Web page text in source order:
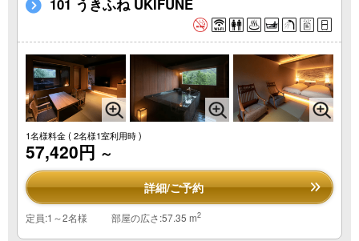
101 うきふね UKIFUNE
1名様料金( 2名様1室利用時 )
57,420円 ～
詳細/ご予約
定員:1～2名様 部屋の広さ:57.35 m2